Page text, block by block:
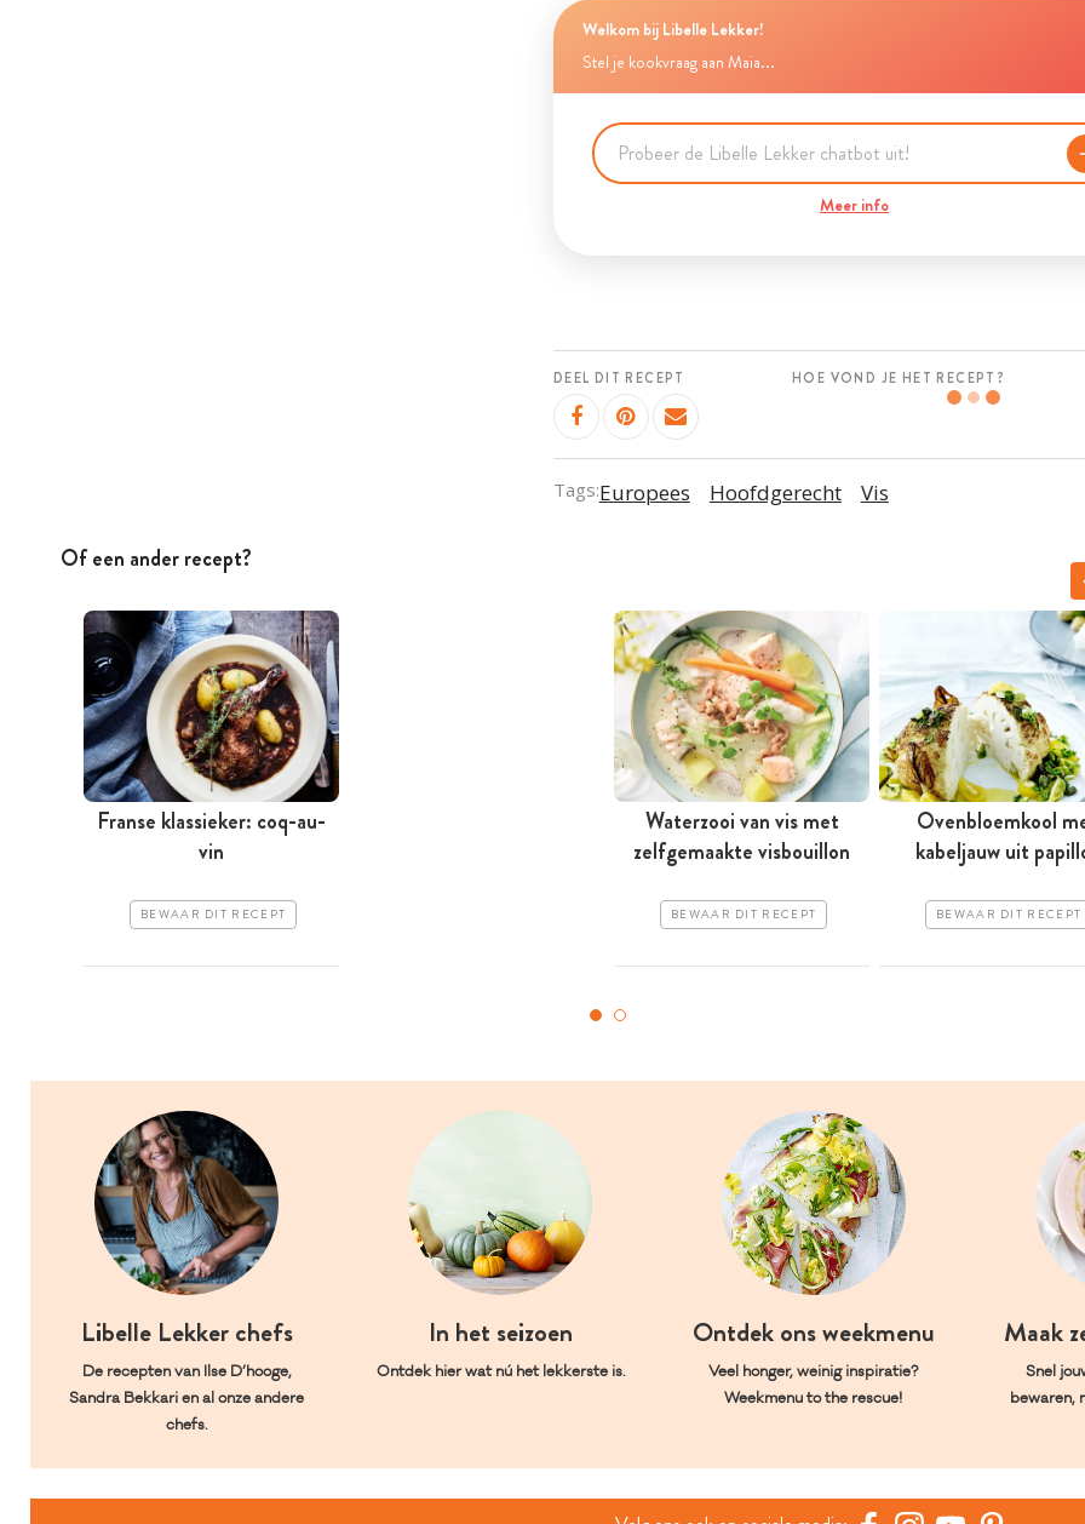
Welkom bij Libelle Lekker!
Stel je kookvraag aan Maia...
Meer info
DEEL DIT RECEPT HOE VOND JE HET RECEPT?
Tags:Europees Hoofdgerecht Vis
Of een ander recept?
Franse klassieker: coq-au-
vin
BEWAAR DIT RECEPT
Waterzooi van vis met
zelfgemaakte visbouillon
BEWAAR DIT RECEPT
Ovenbloemkool
kabeljauw uit
BEWAAR DIT RECEPT
Libelle Lekker chefs
De recepten van Ilse D’hooge,
Sandra Bekkari en al onze andere
chefs.
In het seizoen
Ontdek hier wat nú het lekkerste is.
Ontdek ons weekmenu
Veel honger, weinig inspiratie?
Weekmenu to the rescue!
Maak
Snel
bewaren,